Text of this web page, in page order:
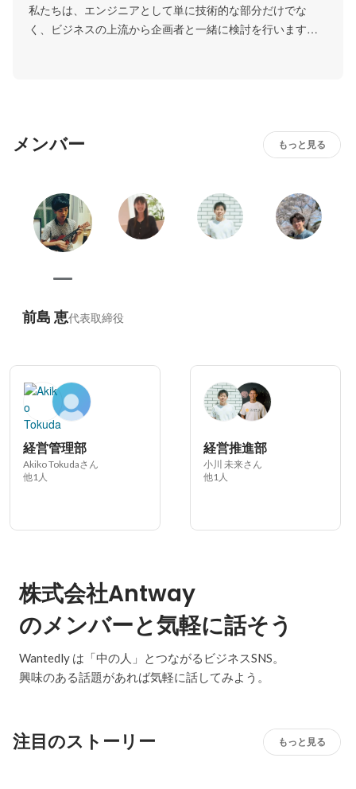
ると考え、月1回の社員交流会や部署横断のシャッフルラン
チ制度などで、他部署の社員ともコミュニケーションを取
私たちは、エンジニアとして単に技術的な部分だけでな
く、ビジネスの上流から企画者と一緒に検討を行います。
い、問題が発生した場合には迅速に対応します。開発から
運用まで全フェーズに積極的に関与し、継続的な改善を行
メンバー もっと見る
前島 恵代表取締役
経営管理部
Akiko Tokudaさん
他1人
経営推進部
小川 未来さん
他1人
株式会社Antway
のメンバーと気軽に話そう
Wantedly は「中の人」とつながるビジネスSNS。
興味のある話題があれば気軽に話してみよう。
注目のストーリー もっと見る